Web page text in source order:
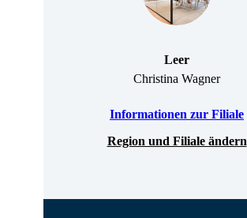
Leer
Christina Wagner
Informationen zur Filiale
Region und Filiale ändern